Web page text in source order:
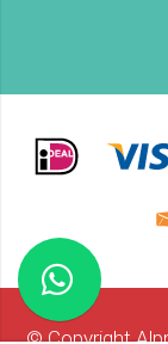
© Copyright